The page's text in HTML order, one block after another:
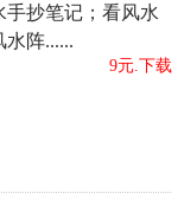
！
手抄笔记；看风水
水阵......
9元.下载